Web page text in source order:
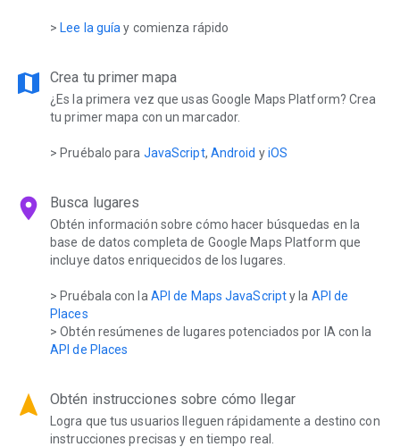
>Lee la guía y comienza rápido
map Crea tu primer mapa
¿Es la primera vez que usas Google Maps Platform? Crea
tu primer mapa con un marcador.
> Pruébalo para JavaScript, Android yiOS
location_on Busca lugares
Obtén información sobre cómo hacer búsquedas en la
base de datos completa de Google Maps Platform que
incluye datos enriquecidos de los lugares.
> Pruébala con la API de Maps JavaScripty la API de
Places
> Obtén resúmenes de lugares potenciados por IA con la
API de Places
navigation Obtén instrucciones sobre cómo llegar
Logra que tus usuarios lleguen rápidamente a destino con
instrucciones precisas y en tiempo real.